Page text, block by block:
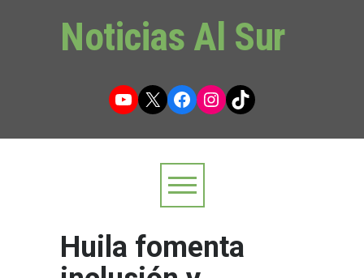
Noticias Al Sur
YouTube
X Facebook
Instagram
TikTok
Huila fomenta